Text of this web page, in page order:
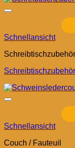
Schnellansicht
Schreibtischzubehör
Schnellansicht
Couch / Fauteuil